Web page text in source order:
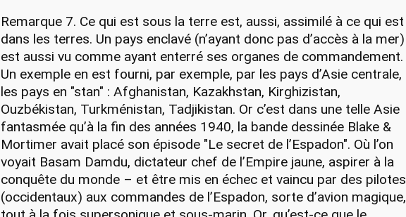
Remarque 7. Ce qui est sous la terre est, aussi, assimilé à ce qui est
dans les terres. Un pays enclavé (n’ayant donc pas d’accès à la mer)
est aussi vu comme ayant enterré ses organes de commandement.
Un exemple en est fourni, par exemple, par les pays d’Asie centrale,
les pays en "stan" : Afghanistan, Kazakhstan, Kirghizistan,
Ouzbékistan, Turkménistan, Tadjikistan. Or c’est dans une telle Asie
fantasmée qu’à la fin des années 1940, la bande dessinée Blake &
Mortimer avait placé son épisode "Le secret de l’Espadon". Où l’on
voyait Basam Damdu, dictateur chef de l’Empire jaune, aspirer à la
conquête du monde – et être mis en échec et vaincu par des pilotes
(occidentaux) aux commandes de l’Espadon, sorte d’avion magique,